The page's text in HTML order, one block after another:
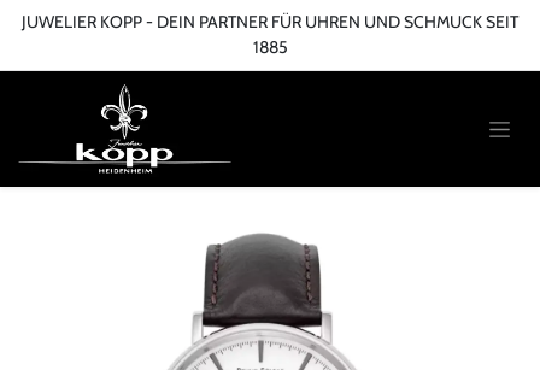
Zum Inhalt springen
JUWELIER KOPP - DEIN PARTNER FÜR UHREN UND SCHMUCK SEIT
1885